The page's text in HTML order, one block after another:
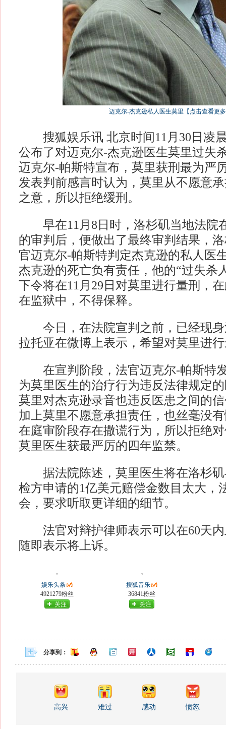
迈克尔-杰克逊私人医生莫里【点击查看更
搜狐娱乐讯 北京时间11月30日凌
公布了对迈克尔-杰克逊医生莫里过失
迈克尔-帕斯特宣布，莫里获刑最为严
发表判前感言时认为，莫里从不愿意
之意，所以拒绝缓刑。
早在11月8日时，洛杉矶当地法院
的审判后，便做出了最终审判结果，
官迈克尔-帕斯特判定杰克逊的私人医
杰克逊的死亡负有责任，他的“过失杀
下令将在11月29日对莫里进行量刑，
在监狱中，不得保释。
今日，在法院宣判之前，已经现身
拉托亚在微博上表示，希望对莫里进
在宣判阶段，法官迈克尔-帕斯特
为莫里医生的治疗行为违反法律规定
莫里对杰克逊录音也违反医患之间的
加上莫里不愿意承担责任，也丝毫没
在庭审阶段存在撒谎行为，所以拒绝
莫里医生获最严厉的四年监禁。
据法院陈述，莫里医生将在洛杉矶
检方申请的1亿美元赔偿金数目太大，
会，要求听取更详细的细节。
法官对辩护律师表示可以在60天内
随即表示将上诉。
娱乐头条
4921279粉丝
关注
搜狐音乐
36841粉丝
关注
分享到：
高兴 难过 感动 愤怒